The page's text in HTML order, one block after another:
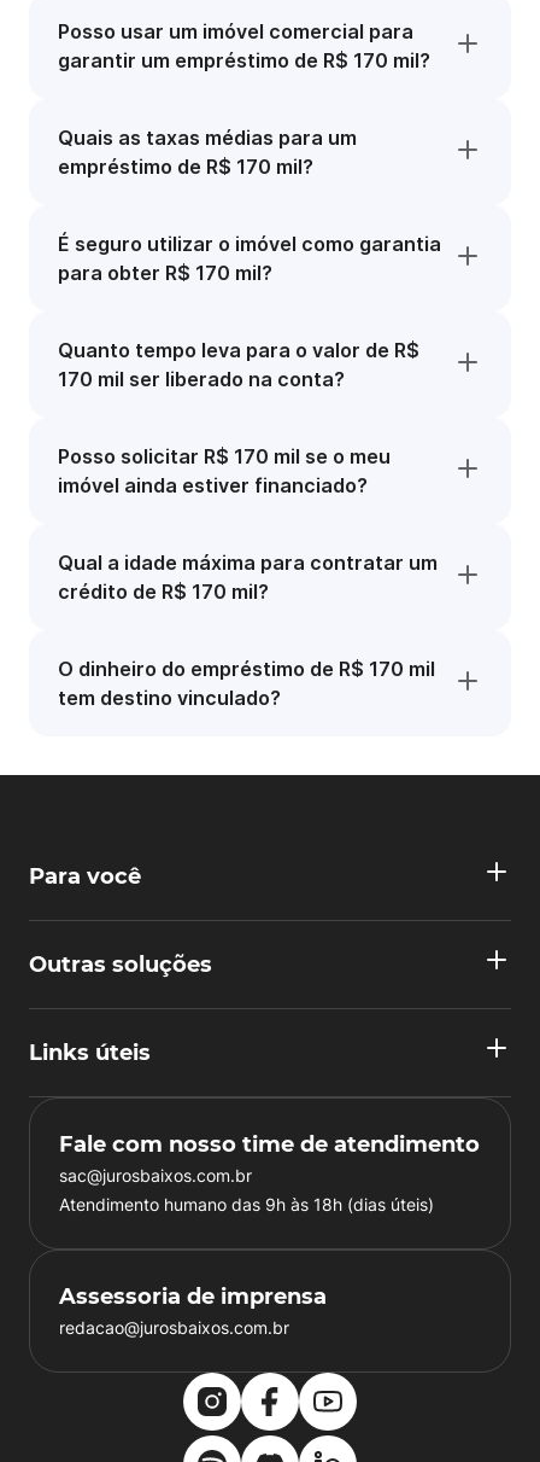
Posso usar um imóvel comercial para
garantir um empréstimo de R$ 170 mil?
Quais as taxas médias para um
empréstimo de R$ 170 mil?
É seguro utilizar o imóvel como garantia
para obter R$ 170 mil?
Quanto tempo leva para o valor de R$
170 mil ser liberado na conta?
Posso solicitar R$ 170 mil se o meu
imóvel ainda estiver financiado?
Qual a idade máxima para contratar um
crédito de R$ 170 mil?
O dinheiro do empréstimo de R$ 170 mil
tem destino vinculado?
Para você
Outras soluções
Links úteis
Fale com nosso time de atendimento
sac@jurosbaixos.com.br
Atendimento humano das 9h às 18h (dias úteis)
Assessoria de imprensa
redacao@jurosbaixos.com.br